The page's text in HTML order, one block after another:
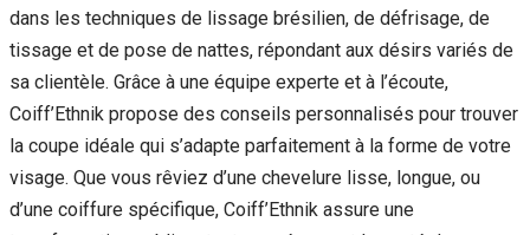
dans les techniques de lissage brésilien, de défrisage, de
tissage et de pose de nattes, répondant aux désirs variés de
sa clientèle. Grâce à une équipe experte et à l’écoute,
Coiff’Ethnik propose des conseils personnalisés pour trouver
la coupe idéale qui s’adapte parfaitement à la forme de votre
visage. Que vous rêviez d’une chevelure lisse, longue, ou
d’une coiffure spécifique, Coiff’Ethnik assure une